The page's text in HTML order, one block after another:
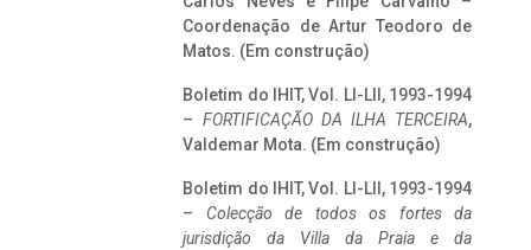
Coordenação de Artur Teodoro de
Matos. (Em construção)
Boletim do IHIT, Vol. LI-LII, 1993-1994
– FORTIFICAÇÃO DA ILHA TERCEIRA,
Valdemar Mota. (Em construção)
Boletim do IHIT, Vol. LI-LII, 1993-1994
– Colecção de todos os fortes da
jurisdição da Villa da Praia e da